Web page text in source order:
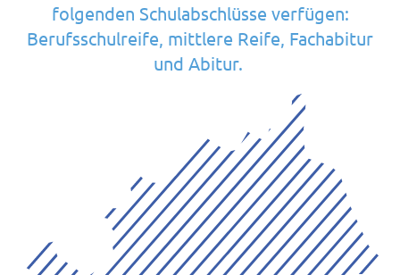
folgenden Schulabschlüsse verfügen:
Berufsschulreife, mittlere Reife, Fachabitur
und Abitur.